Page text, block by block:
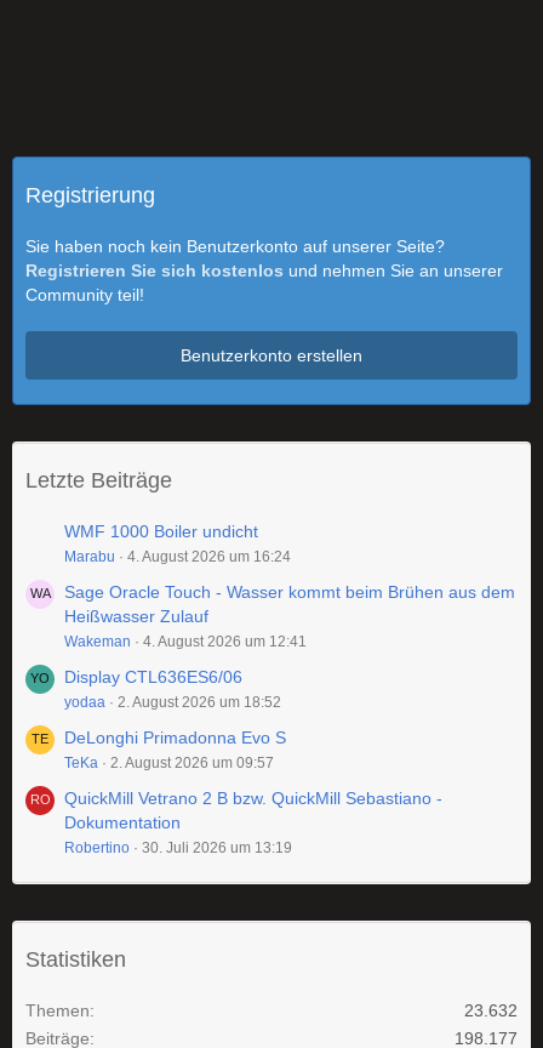
Registrierung
Sie haben noch kein Benutzerkonto auf unserer Seite?
Registrieren Sie sich kostenlos und nehmen Sie an unserer
Community teil!
Benutzerkonto erstellen
Letzte Beiträge
WMF 1000 Boiler undicht
Marabu 4. August 2026 um 16:24
Sage Oracle Touch - Wasser kommt beim Brühen aus dem
Heißwasser Zulauf
Wakeman 4. August 2026 um 12:41
Display CTL636ES6/06
yodaa 2. August 2026 um 18:52
DeLonghi Primadonna Evo S
TeKa 2. August 2026 um 09:57
QuickMill Vetrano 2 B bzw. QuickMill Sebastiano -
Dokumentation
Robertino 30. Juli 2026 um 13:19
Statistiken
Themen
23.632
Beiträge
198.177